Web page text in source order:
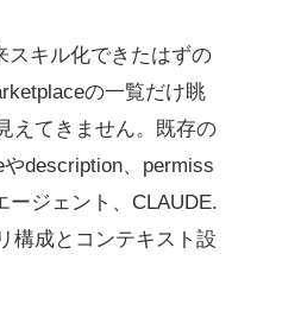
スキル化できたはずの
の一覧だけ眺
えてきません。既存の
description、permiss
ジェント、CLAUDE.
構成とコンテキスト設